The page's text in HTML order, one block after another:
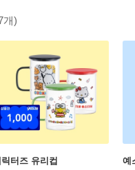
개)
터즈 유리컵 예